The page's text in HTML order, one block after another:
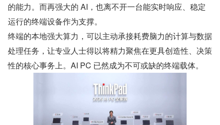
的能力。而再强大的 AI，也离不开一台能实时响应、稳定
运行的终端设备作为支撑。
终端的本地强大算力，可以主动承接耗费脑力的计算与数据
处理任务，让专业人士得以将精力聚焦在更具创造性、决策
性的核心事务上。AI PC 已然成为不可或缺的终端载体。